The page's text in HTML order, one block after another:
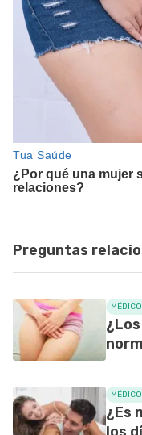
Preguntas
¿Es
los